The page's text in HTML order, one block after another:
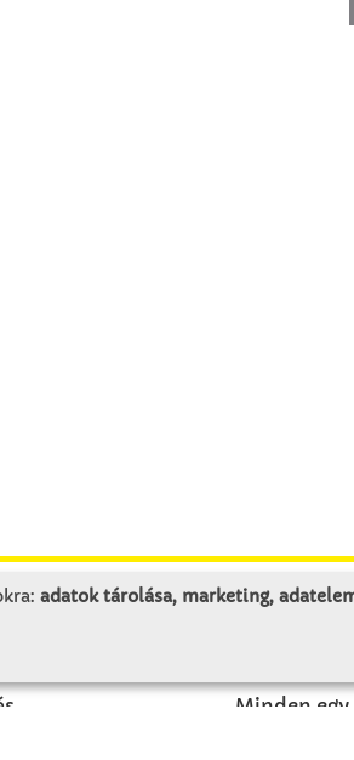
Minden
adatok tárolása, marketing,